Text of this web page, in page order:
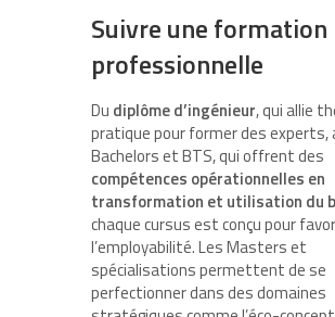
Suivre une formation
professionnelle
Du diplôme d’ingénieur, qui allie
pratique pour former des experts,
Bachelors et BTS, qui offrent des
compétences opérationnelles en
transformation et utilisation du
chaque cursus est conçu pour
l’employabilité. Les Masters et
spécialisations permettent de se
perfectionner dans des domaines